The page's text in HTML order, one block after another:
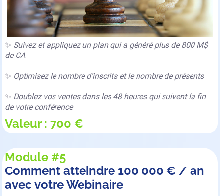
✨ Suivez et appliquez un plan qui a généré plus de 800 M$
de CA
✨ Optimisez le nombre d’inscrits et le nombre de présents
✨ Doublez vos ventes dans les 48 heures qui suivent la fin
de votre conférence
Valeur : 700 €
Module #5
Comment atteindre 100 000 € / an
avec votre Webinaire